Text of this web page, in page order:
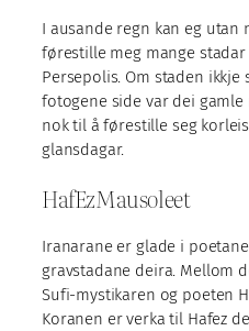
I ausande regn kan eg utan
førestille meg mange
Persepolis. Om staden ikkje
fotogene side var dei
nok til å førestille seg
glansdagar.
HafEzMausoleet
Iranarane er glade i
gravstadane deira. Mellom
Sufi-mystikaren og poeten
Koranen er verka til Hafez